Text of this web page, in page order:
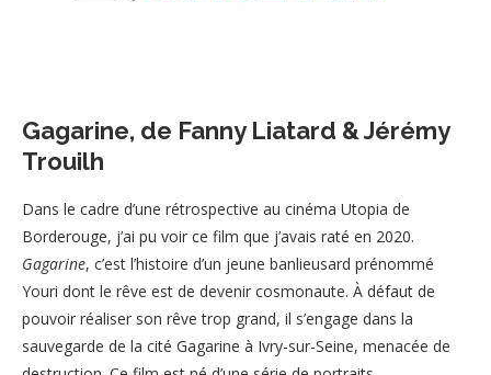
Gagarine, de Fanny Liatard & Jérémy
Trouilh
Dans le cadre d’une rétrospective au cinéma Utopia de
Borderouge, j’ai pu voir ce film que j’avais raté en 2020.
Gagarine, c’est l’histoire d’un jeune banlieusard prénommé
Youri dont le rêve est de devenir cosmonaute. À défaut de
pouvoir réaliser son rêve trop grand, il s’engage dans la
sauvegarde de la cité Gagarine à Ivry-sur-Seine, menacée de